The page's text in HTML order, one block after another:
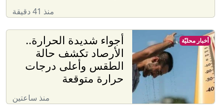
منذ 41 دقيقة
أجواء شديدة الحرارة..
الأرصاد تكشف حالة
الطقس وأعلى درجات
حرارة متوقعة
منذ ساعتين
أخبار محليّة